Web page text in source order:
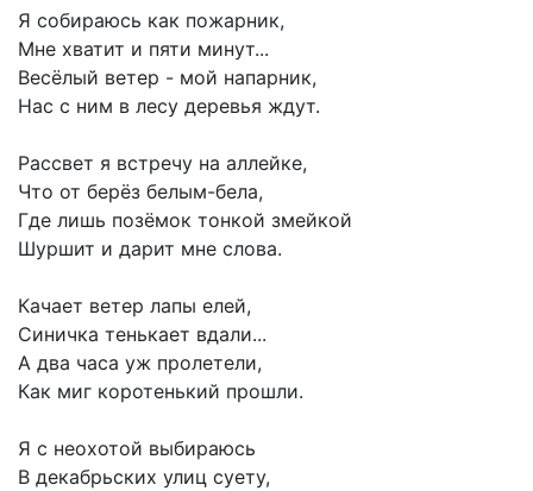
Я собираюсь как пожарник,
Мне хватит и пяти минут...
Весёлый ветер - мой напарник,
Нас с ним в лесу деревья ждут.
Рассвет я встречу на аллейке,
Что от берёз белым-бела,
Где лишь позёмок тонкой змейкой
Шуршит и дарит мне слова.
Качает ветер лапы елей,
Синичка тенькает вдали...
А два часа уж пролетели,
Как миг коротенький прошли.
Я с неохотой выбираюсь
В декабрьских улиц суету,